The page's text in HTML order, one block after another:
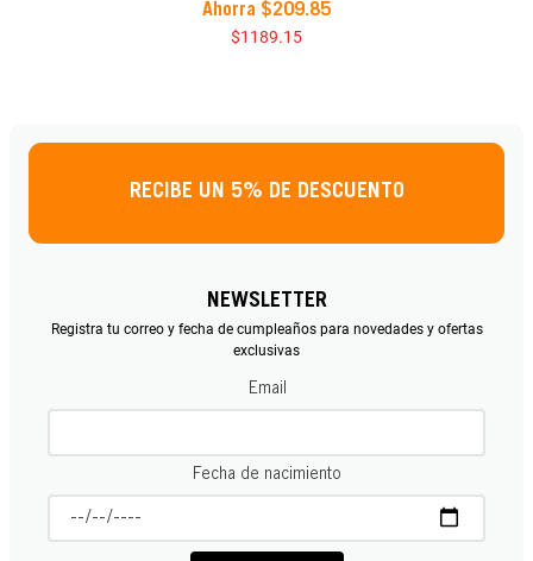
Ahorra $209.85
$1189.15
RECIBE UN 5% DE DESCUENTO
NEWSLETTER
Registra tu correo y fecha de cumpleaños para novedades y ofertas
exclusivas
Email
Fecha de nacimiento